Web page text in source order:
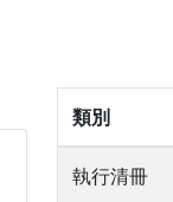
類別
執行清冊